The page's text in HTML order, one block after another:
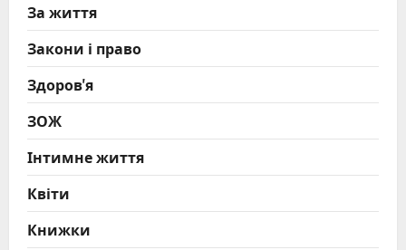
За життя
Закони і право
Здоров'я
ЗОЖ
Інтимне життя
Квіти
Книжки